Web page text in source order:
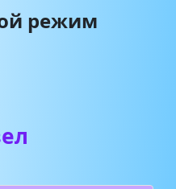
режим